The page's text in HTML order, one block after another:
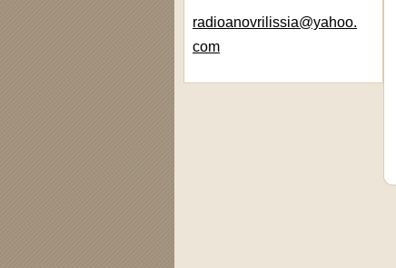
radioanovrilissia@yahoo.
com